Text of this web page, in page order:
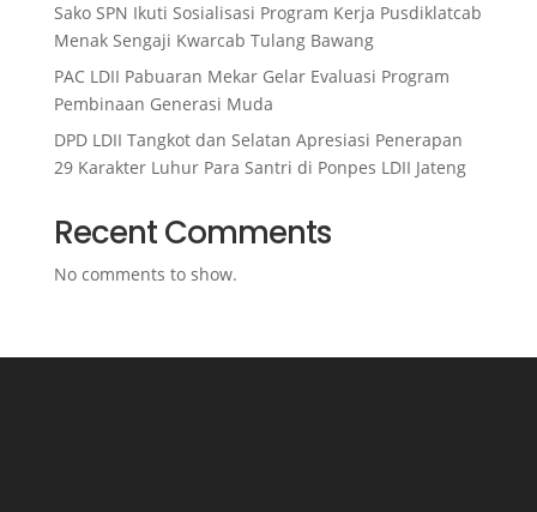
Sako SPN Ikuti Sosialisasi Program Kerja Pusdiklatcab
Menak Sengaji Kwarcab Tulang Bawang
PAC LDII Pabuaran Mekar Gelar Evaluasi Program
Pembinaan Generasi Muda
DPD LDII Tangkot dan Selatan Apresiasi Penerapan
29 Karakter Luhur Para Santri di Ponpes LDII Jateng
Recent Comments
No comments to show.